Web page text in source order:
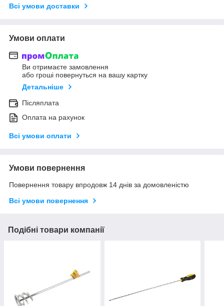
Всі умови доставки
Умови оплати
Ви отримаєте замовлення
або гроші повернуться на вашу картку
Детальніше
Післяплата
Оплата на рахунок
Всі умови оплати
Умови повернення
Повернення товару впродовж 14 днів за домовленістю
Всі умови повернення
Подібні товари компанії